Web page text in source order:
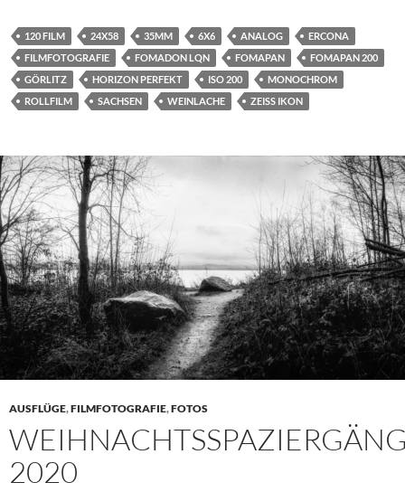
120 FILM 24X58 35MM 6X6 ANALOG
ERCONA
FILMFOTOGRAFIE
FOMADON LQN FOMAPAN
FOMAPAN 200
GÖRLITZ
HORIZON PERFEKT ISO 200
MONOCHROM
ROLLFILM
SACHSEN WEINLACHE ZEISS IKON
AUSFLÜGE,FILMFOTOGRAFIE,FOTOS
2020